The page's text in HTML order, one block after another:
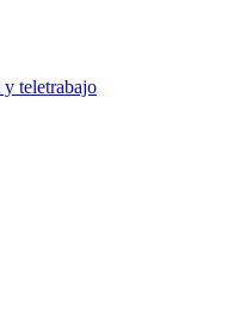
teletrabajo